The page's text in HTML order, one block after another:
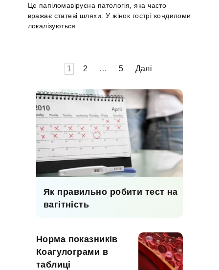
Це папіломавірусна патологія, яка часто
вражає статеві шляхи. У жінок гострі кондиломи
локалізуються
1 2 … 5 Далі
Як правильно робити тест на
вагітність
Норма показників
Коагулограми в
таблиці